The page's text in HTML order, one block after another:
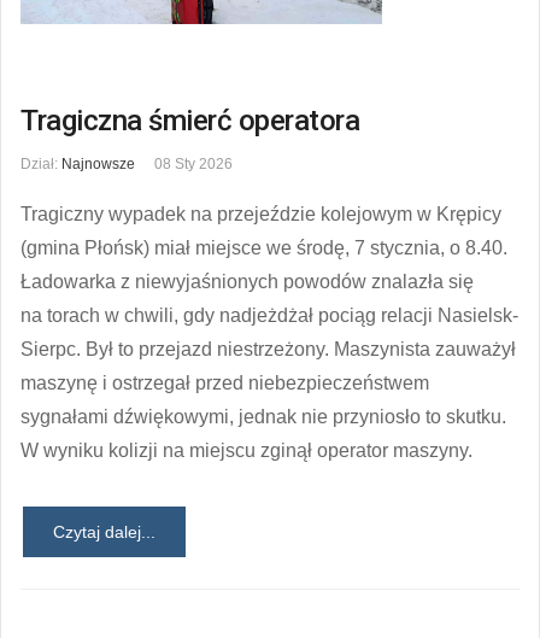
Tragiczna śmierć operatora
Dział: Najnowsze 08 Sty 2026
Tragiczny wypadek na przejeździe kolejowym w Krępicy
(gmina Płońsk) miał miejsce we środę, 7 stycznia, o 8.40.
Ładowarka z niewyjaśnionych powodów znalazła się
na torach w chwili, gdy nadjeżdżał pociąg relacji Nasielsk-
Sierpc. Był to przejazd niestrzeżony. Maszynista zauważył
maszynę i ostrzegał przed niebezpieczeństwem
sygnałami dźwiękowymi, jednak nie przyniosło to skutku.
W wyniku kolizji na miejscu zginął operator maszyny.
Czytaj dalej...